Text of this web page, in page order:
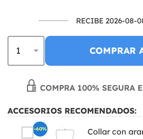
RECIBE 2026-08-
COMPRAR
COMPRA 100% SEGURA
ACCESORIOS RECOMENDADOS:
Collar con
-60%